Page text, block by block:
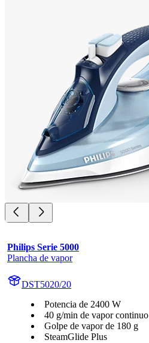
Philips Serie 5000
Plancha de vapor
DST5020/20
Potencia de 2400 W
40 g/min de vapor continuo
Golpe de vapor de 180 g
SteamGlide Plus